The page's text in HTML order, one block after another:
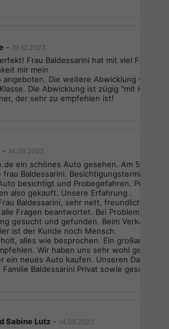
- 19.10.2023
Frau Baldessarini hat mit viel
mir mein
angeboten. Die weitere Abwicklung von
Die Abwicklung ist zügig "mit Hand
der sehr zu empfehlen ist!
- 14.09.2023
ein schönes Auto gesehen. Am
frau Baldessarini. Besichtigungstermin
besichtigt und Probegefahren.
also gekauft. Unsere Erfahrung .
Baldessarini, sehr nett, freundlich,
Fragen beantwortet. Bei Problemen
gesucht und gefunden. Beim
ist der Kunde noch Mensch.
alles wie besprochen. Ein großartiges
Wir haben uns sehr wohl gefühlt
ein neues Auto kaufen. Unseren Dank für
Baldessarini Privat sowie
Sabine Lutz - 14.09.2023